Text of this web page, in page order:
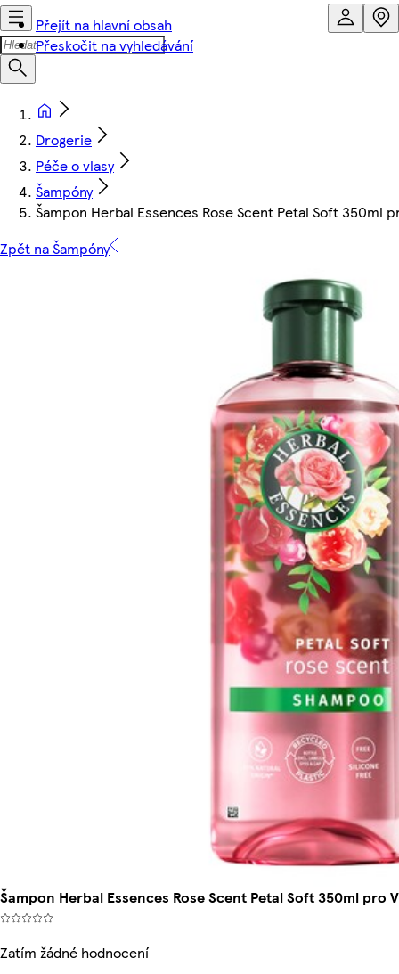
Přejít na hlavní obsah
Přeskočit na vyhledávání
Drogerie
Péče o vlasy
Šampóny
Šampon Herbal Essences Rose Scent Petal Soft 350ml
Zpět na Šampóny
Šampon Herbal Essences Rose Scent Petal Soft 350ml
Zatím žádné hodnocení